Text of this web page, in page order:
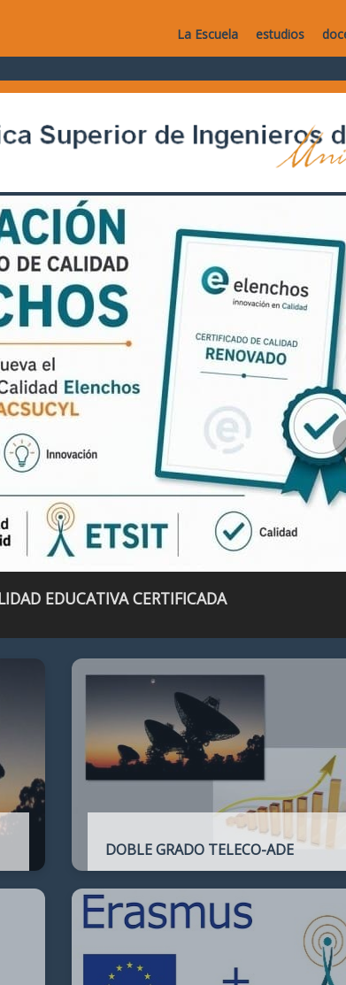
La Escuela estudios
EDUCATIVA CERTIFICADA
DOBLE GRADO TELECO-ADE
Ingeniería de Telecomunicación con la de
Administración y Dirección de Empresas